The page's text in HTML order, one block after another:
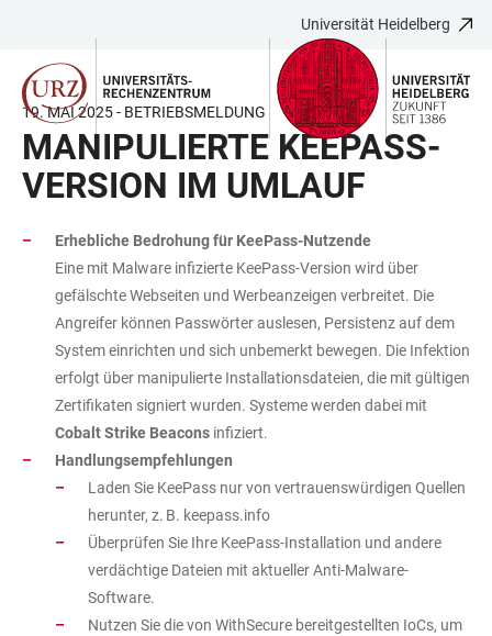
LINKS
ZUR
BARRIEREFREIHEIT
HAUPTINHALT
ÖFFNEN
ÖFFNEN
Universität Heidelberg
19. MAI 2025 - BETRIEBSMELDUNG
MANIPULIERTE KEEPASS-
VERSION IM UMLAUF
Erhebliche Bedrohung für KeePass-Nutzende
Eine mit Malware infizierte KeePass-Version wird über
gefälschte Webseiten und Werbeanzeigen verbreitet. Die
Angreifer können Passwörter auslesen, Persistenz auf dem
System einrichten und sich unbemerkt bewegen. Die Infektion
erfolgt über manipulierte Installationsdateien, die mit gültigen
Zertifikaten signiert wurden. Systeme werden dabei mit
Cobalt Strike Beacons infiziert.
Handlungsempfehlungen
Laden Sie KeePass nur von vertrauenswürdigen Quellen
herunter, z. B. keepass.info
Überprüfen Sie Ihre KeePass-Installation und andere
verdächtige Dateien mit aktueller Anti-Malware-
Software.
Nutzen Sie die von WithSecure bereitgestellten IoCs, um